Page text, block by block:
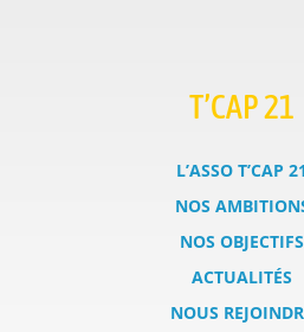
T’CAP 21
L’ASSO T’CAP 21
NOS
NOS OBJECTIFS
ACTUALITÉS
NOUS